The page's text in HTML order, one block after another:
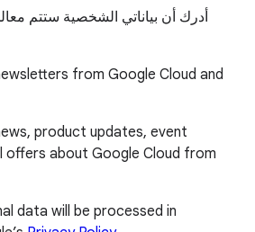
أدرك أن بياناتي الشخصية ستتم
from Google Cloud and
product updates, event
offers about Google Cloud from
data will be processed in